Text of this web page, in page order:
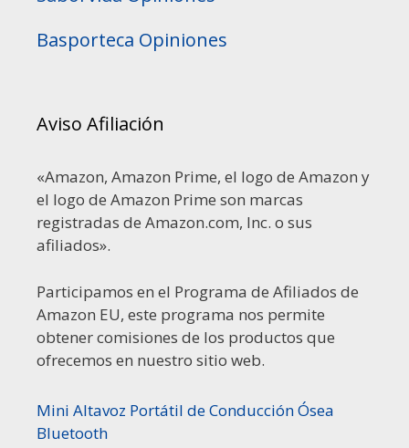
Basporteca Opiniones
Aviso Afiliación
«Amazon, Amazon Prime, el logo de Amazon y
el logo de Amazon Prime son marcas
registradas de Amazon.com, Inc. o sus
afiliados».
Participamos en el Programa de Afiliados de
Amazon EU, este programa nos permite
obtener comisiones de los productos que
ofrecemos en nuestro sitio web.
Mini Altavoz Portátil de Conducción Ósea
Bluetooth